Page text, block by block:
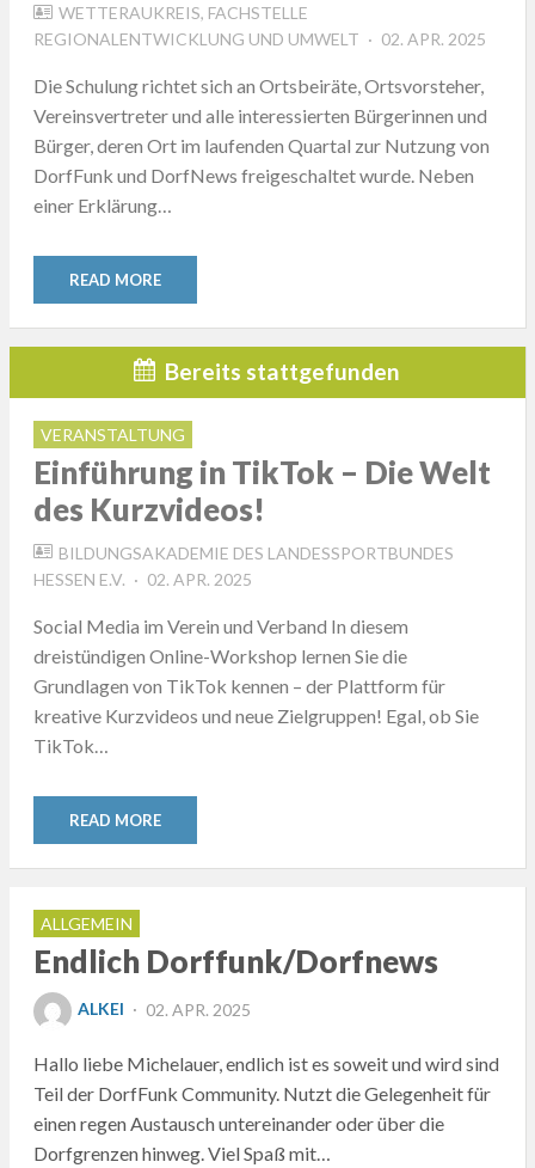
WETTERAUKREIS, FACHSTELLE
REGIONALENTWICKLUNG UND UMWELT
POSTED
02. APR. 2025
Die Schulung richtet sich an Ortsbeiräte, Ortsvorsteher,
Vereinsvertreter und alle interessierten Bürgerinnen und
Bürger, deren Ort im laufenden Quartal zur Nutzung von
DorfFunk und DorfNews freigeschaltet wurde. Neben
einer Erklärung…
READ MORE
Bereits stattgefunden
VERANSTALTUNG
Einführung in TikTok – Die Welt
des Kurzvideos!
BILDUNGSAKADEMIE DES LANDESSPORTBUNDES
HESSEN E.V.
POSTED
02. APR. 2025
Social Media im Verein und Verband In diesem
dreistündigen Online-Workshop lernen Sie die
Grundlagen von TikTok kennen – der Plattform für
kreative Kurzvideos und neue Zielgruppen! Egal, ob Sie
TikTok…
READ MORE
ALLGEMEIN
Endlich Dorffunk/Dorfnews
ALKEI
POSTED
02. APR. 2025
Hallo liebe Michelauer, endlich ist es soweit und wird sind
Teil der DorfFunk Community. Nutzt die Gelegenheit für
einen regen Austausch untereinander oder über die
Dorfgrenzen hinweg. Viel Spaß mit…